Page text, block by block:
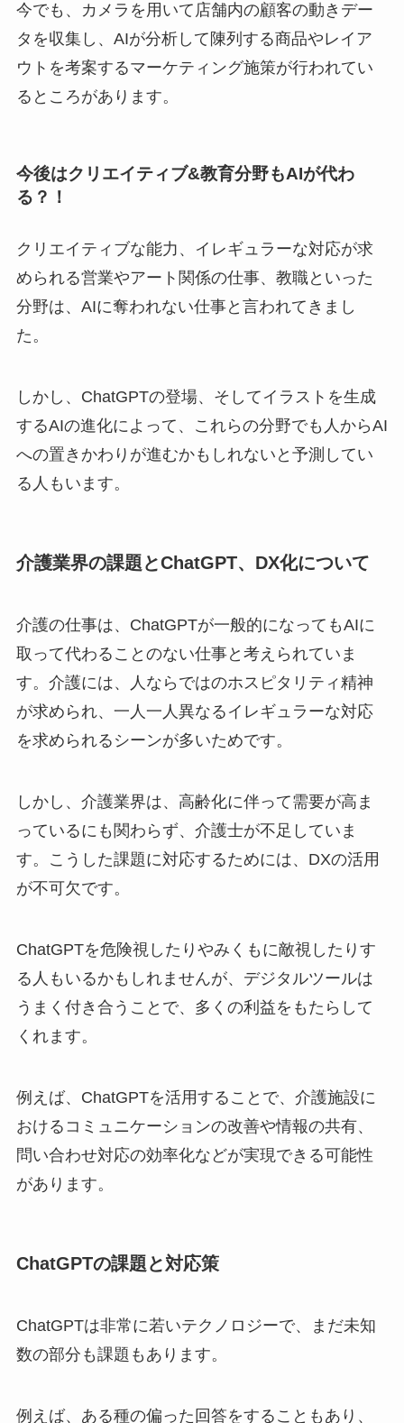
今でも、カメラを用いて店舗内の顧客の動きデー
タを収集し、AIが分析して陳列する商品やレイア
ウトを考案するマーケティング施策が行われてい
るところがあります。
今後はクリエイティブ&教育分野もAIが代わ
る？！
クリエイティブな能力、イレギュラーな対応が求
められる営業やアート関係の仕事、教職といった
分野は、AIに奪われない仕事と言われてきまし
た。
しかし、ChatGPTの登場、そしてイラストを生成
するAIの進化によって、これらの分野でも人からAI
への置きかわりが進むかもしれないと予測してい
る人もいます。
介護業界の課題とChatGPT、DX化について
介護の仕事は、ChatGPTが一般的になってもAIに
取って代わることのない仕事と考えられていま
す。介護には、人ならではのホスピタリティ精神
が求められ、一人一人異なるイレギュラーな対応
を求められるシーンが多いためです。
しかし、介護業界は、高齢化に伴って需要が高ま
っているにも関わらず、介護士が不足していま
す。こうした課題に対応するためには、DXの活用
が不可欠です。
ChatGPTを危険視したりやみくもに敵視したりす
る人もいるかもしれませんが、デジタルツールは
うまく付き合うことで、多くの利益をもたらして
くれます。
例えば、ChatGPTを活用することで、介護施設に
おけるコミュニケーションの改善や情報の共有、
問い合わせ対応の効率化などが実現できる可能性
があります。
ChatGPTの課題と対応策
ChatGPTは非常に若いテクノロジーで、まだ未知
数の部分も課題もあります。
例えば、ある種の偏った回答をすることもあり、